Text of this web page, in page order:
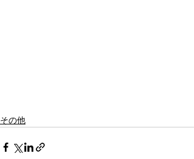
その他